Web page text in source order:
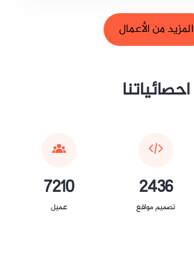
المزيد من الأعمال
احصائياتنا
2436
تصميم مواقع
7210
عميل